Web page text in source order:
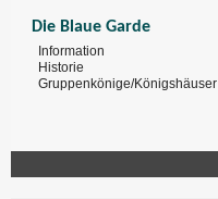
Die Blaue Garde
Information
Historie
Gruppenkönige/Königshäuser